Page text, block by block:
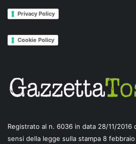
Privacy Policy
Cookie Policy
Registrato al n. 6036 in data 28/11/2016
sensi della legge sulla stampa 8 febbraio